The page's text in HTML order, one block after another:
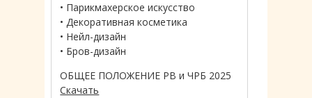
• Парикмахерское искусство
• Декоративная косметика
• Нейл-дизайн
• Бров-дизайн
ОБЩЕЕ ПОЛОЖЕНИЕ РВ и ЧРБ 2025
Скачать